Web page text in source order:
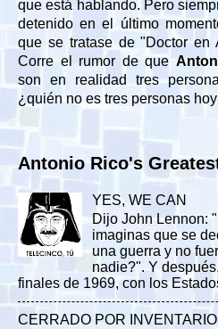
que está hablando. Pero
detenido en el último
que se tratase de "Doctor en
Corre el rumor de que
son en realidad tres
¿quién no es tres personas
Antonio Rico's
YES, WE CAN
Dijo John Lennon:
imaginas que se
una guerra y no
nadie?". Y
finales de 1969, con los
CERRADO POR INVENTARIO